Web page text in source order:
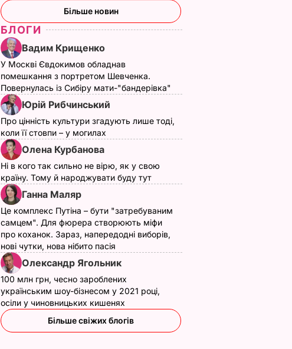
Більше новин
БЛОГИ
Вадим Крищенко
У Москві Євдокимов обладнав
помешкання з портретом Шевченка.
Повернулась із Сибіру мати-"бандерівка"
Юрій Рибчинський
Про цінність культури згадують лише тоді,
коли її стовпи – у могилах
Олена Курбанова
Ні в кого так сильно не вірю, як у свою
країну. Тому й народжувати буду тут
Ганна Маляр
Це комплекс Путіна – бути "затребуваним
самцем". Для фюрера створюють міфи
про коханок. Зараз, напередодні виборів,
нові чутки, нова нібито пасія
Олександр Ягольник
100 млн грн, чесно зароблених
українським шоу-бізнесом у 2021 році,
осіли у чиновницьких кишенях
Більше свіжих блогів